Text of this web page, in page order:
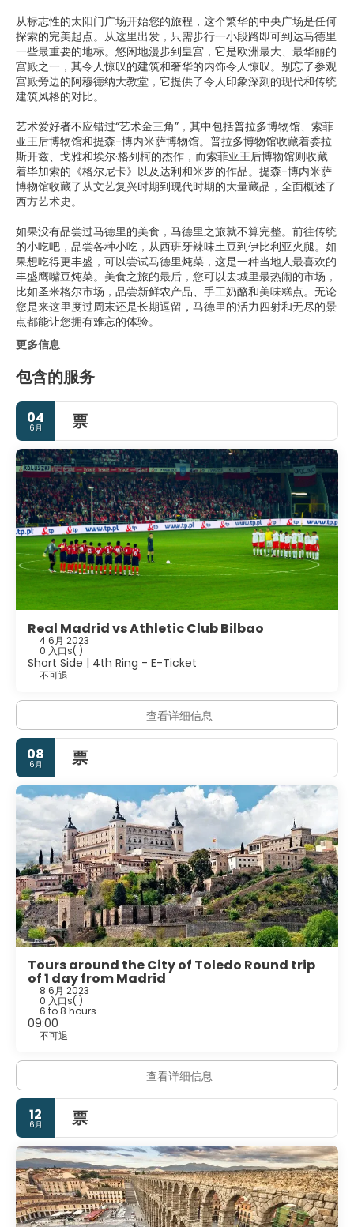
从标志性的太阳门广场开始您的旅程，这个繁华的中央广场是任何
探索的完美起点。从这里出发，只需步行一小段路即可到达马德里
一些最重要的地标。悠闲地漫步到皇宫，它是欧洲最大、最华丽的
宫殿之一，其令人惊叹的建筑和奢华的内饰令人惊叹。别忘了参观
宫殿旁边的阿穆德纳大教堂，它提供了令人印象深刻的现代和传统
建筑风格的对比。
艺术爱好者不应错过“艺术金三角”，其中包括普拉多博物馆、索菲
亚王后博物馆和提森-博内米萨博物馆。普拉多博物馆收藏着委拉
斯开兹、戈雅和埃尔·格列柯的杰作，而索菲亚王后博物馆则收藏
着毕加索的《格尔尼卡》以及达利和米罗的作品。提森-博内米萨
博物馆收藏了从文艺复兴时期到现代时期的大量藏品，全面概述了
西方艺术史。
如果没有品尝过马德里的美食，马德里之旅就不算完整。前往传统
的小吃吧，品尝各种小吃，从西班牙辣味土豆到伊比利亚火腿。如
果想吃得更丰盛，可以尝试马德里炖菜，这是一种当地人最喜欢的
丰盛鹰嘴豆炖菜。美食之旅的最后，您可以去城里最热闹的市场，
比如圣米格尔市场，品尝新鲜农产品、手工奶酪和美味糕点。无论
您是来这里度过周末还是长期逗留，马德里的活力四射和无尽的景
点都能让您拥有难忘的体验。
更多信息
包含的服务
04
6月 票
Real Madrid vs Athletic Club Bilbao
4 6月 2023
0 入口s( )
Short Side | 4th Ring - E-Ticket
不可退
查看详细信息
08
6月 票
Tours around the City of Toledo Round trip
of 1 day from Madrid
8 6月 2023
0 入口s( )
6 to 8 hours
09:00
不可退
查看详细信息
12
6月 票